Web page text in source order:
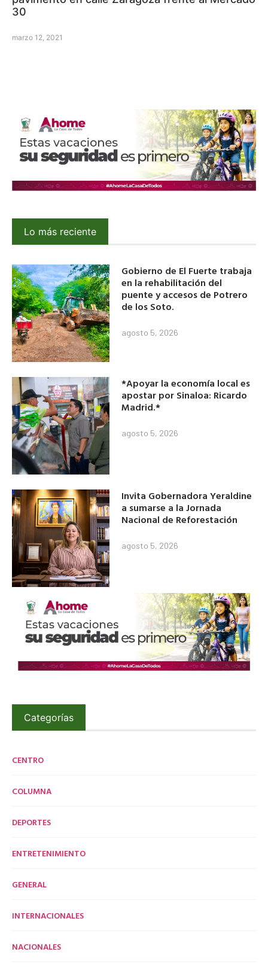
30
marzo 12, 2021
Lo más reciente
Gobierno de El Fuerte trabaja
en la rehabilitación del
puente y accesos de Potrero
de los Soto.
agosto 5, 2026
*Apoyar la economía local es
apostar por Sinaloa: Ricardo
Madrid.*
agosto 5, 2026
Invita Gobernadora Yeraldine
a sumarse a la Jornada
Nacional de Reforestación
agosto 5, 2026
Categorías
CENTRO
COLUMNA
DEPORTES
ENTRETENIMIENTO
GENERAL
INTERNACIONALES
NACIONALES